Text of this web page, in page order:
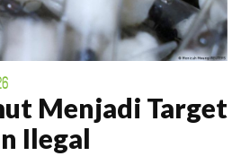
Menjadi Target
Ilegal